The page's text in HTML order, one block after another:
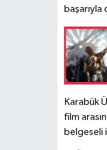
Karabük
film
belgeseli
HABERDE İNSAN
İş Dünyası
Jandarma
KÜLTÜR SANAT